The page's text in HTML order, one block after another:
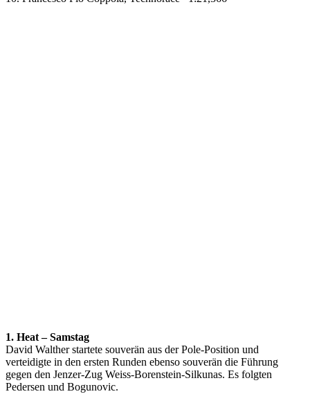
1. Heat – Samstag
David Walther startete souverän aus der Pole-Position und
verteidigte in den ersten Runden ebenso souverän die Führung
gegen den Jenzer-Zug Weiss-Borenstein-Silkunas. Es folgten
Pedersen und Bogunovic.